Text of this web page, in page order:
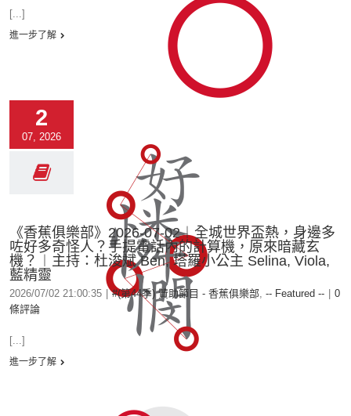
[...]
進一步了解
2
07, 2026
《香蕉俱樂部》2026-07-02︱全城世界盃熱，身邊多
咗好多奇怪人？手提電話內的計算機，原來暗藏玄
機？︱主持：杜浚斌 Ben, 塔羅小公主 Selina, Viola,
藍精靈
2026/07/02 21:00:35 #(第44季) 贊助節目 - 香蕉俱樂部, -- Featured --
0
條評論
[...]
進一步了解